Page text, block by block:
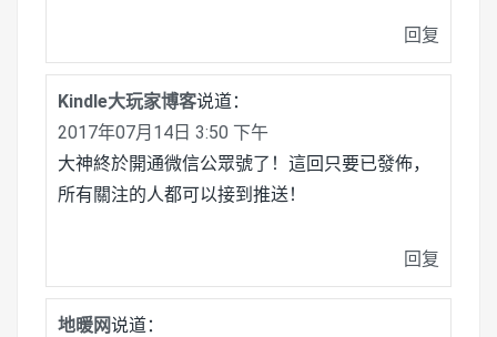
回复
Kindle大玩家博客说道：
2017年07月14日 3:50 下午
大神終於開通微信公眾號了！這回只要已發佈，
所有關注的人都可以接到推送！
回复
地暖网说道：